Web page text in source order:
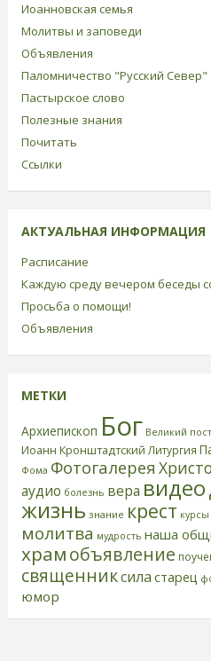
Иоанновская семья
Молитвы и заповеди
Объявления
Паломничество "Русский Север"
Пастырское слово
Полезные знания
Почитать
Ссылки
АКТУАЛЬНАЯ ИНФОРМАЦИЯ
Расписание
Каждую среду вечером беседы
Просьба о помощи!
Объявления
МЕТКИ
Архиепископ Бог Великий пост
Иоанн Кронштадтский Литургия
Фома Фотогалерея
аудио болезнь вера видео
жизнь знание крест курсы
молитва мудрость наша
храмобъявление
священниксила старец
юмор